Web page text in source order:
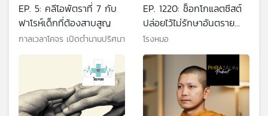
EP. 5: คลีโอพัตราที่ 7 กับ
ฟาโรห์เด็กที่ต้องสาบสูญ
กาลเวลาโคจร เปิดตำนานปริศนา
EP. 1220: ช็อกโกแลตซีสต์
ปล่อยไว้ไม่รักษาอันตราย
มาก ผู้หญิงหลายคนเป็นแต่
ไม่รู้ตัว
โรงหมอ